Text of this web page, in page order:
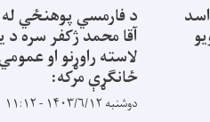
د فارمسي پوهنځي
آقا محمد ژکفر سره د
لاسته راوړنو او
ځانګړې مرکه:
دوشنبه ۱۴۰۳/۶/۱۲ - ۱۱:۱۲